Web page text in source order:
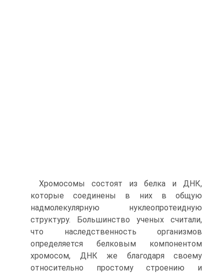
Хромосомы состоят из белка и ДНК,
которые соединены в них в общую
надмолекулярную нуклеопротеидную
структуру. Большинство ученых считали,
что наследственность организмов
определяется белковым компонентом
хромосом, ДНК же благодаря своему
относительно простому строению и